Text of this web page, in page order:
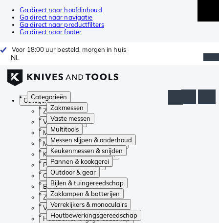
Ga direct naar hoofdinhoud
Ga direct naar navigatie
Ga direct naar productfilters
Ga direct naar footer
Voor 18:00 uur besteld, morgen in huis
NL
Categorieën
Zakmessen
Vaste messen
Multitools
Messen slijpen & onderhoud
Keukenmessen & snijden
Pannen & kookgerei
Outdoor & gear
Bijlen & tuingereedschap
Zaklampen & batterijen
Verrekijkers & monoculairs
Houtbewerkingsgereedschap
Categorieën
Zakmessen
Vaste messen
Multitools
Messen slijpen & onderhoud
Keukenmessen & snijden
Pannen & kookgerei
Outdoor & gear
Bijlen & tuingereedschap
Zaklampen & batterijen
Verrekijkers & monoculairs
Houtbewerkingsgereedschap